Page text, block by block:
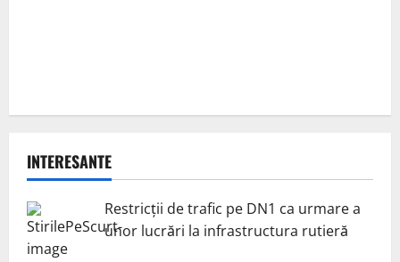
INTERESANTE
Restricții de trafic pe DN1 ca urmare a
unor lucrări la infrastructura rutieră